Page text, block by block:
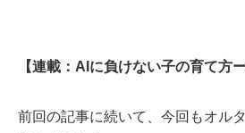
【連載：AIに負けない子の育て方
前回の記事に続いて、今回もオル